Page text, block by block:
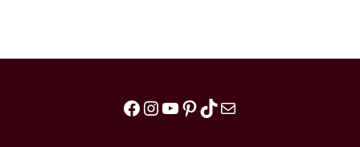
Facebook
Instagram
YouTube
Pinterest
TikTok
E-mail